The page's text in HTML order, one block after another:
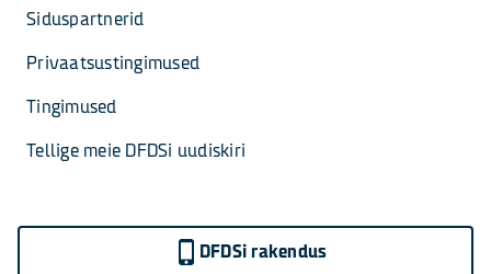
Siduspartnerid
Privaatsustingimused
Tingimused
Tellige meie DFDSi uudiskiri
DFDSi rakendus